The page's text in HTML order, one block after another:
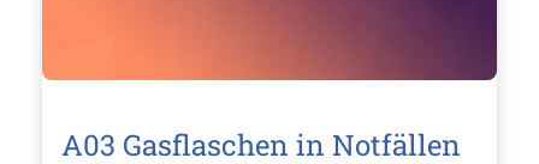
A03 Gasflaschen in Notfällen